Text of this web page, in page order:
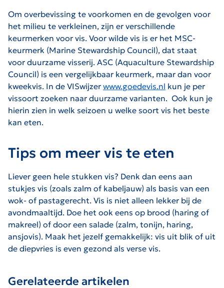
Om overbevissing te voorkomen en de gevolgen voor
het milieu te verkleinen, zijn er verschillende
keurmerken voor vis. Voor wilde vis is er het MSC-
keurmerk (Marine Stewardship Council), dat staat
voor duurzame visserij. ASC (Aquaculture Stewardship
Council) is een vergelijkbaar keurmerk, maar dan voor
kweekvis. In de VISwijzer www.goedevis.nl kun je per
vissoort zoeken naar duurzame varianten. Ook kun je
hierin zien in welk seizoen u welke soort vis het beste
kan eten.
Tips om meer vis te eten
Liever geen hele stukken vis? Denk dan eens aan
stukjes vis (zoals zalm of kabeljauw) als basis van een
wok- of pastagerecht. Vis is niet alleen lekker bij de
avondmaaltijd. Doe het ook eens op brood (haring of
makreel) of door een salade (zalm, tonijn, haring,
ansjovis). Maak het jezelf gemakkelijk: vis uit blik of uit
de diepvries is even gezond als verse vis.
Gerelateerde artikelen